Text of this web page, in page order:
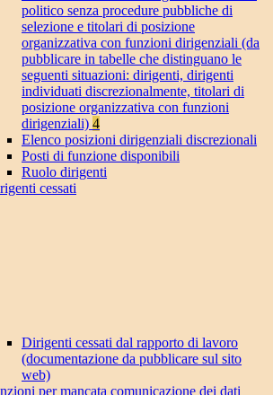
politico senza procedure pubbliche di
selezione e titolari di posizione
organizzativa con funzioni dirigenziali (da
pubblicare in tabelle che distinguano le
seguenti situazioni: dirigenti, dirigenti
individuati discrezionalmente, titolari di
posizione organizzativa con funzioni
dirigenziali) 4
Elenco posizioni dirigenziali discrezionali
Posti di funzione disponibili
Ruolo dirigenti
cessati
Dirigenti cessati dal rapporto di lavoro
(documentazione da pubblicare sul sito
web)
per mancata comunicazione dei dati